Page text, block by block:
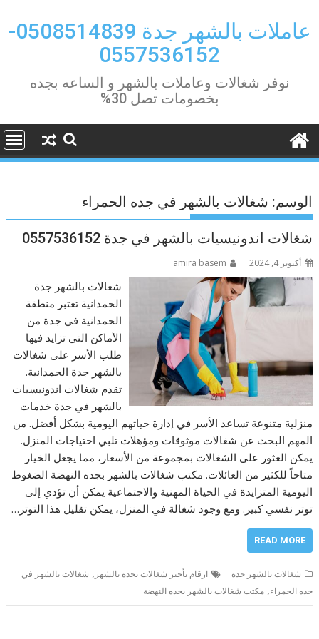
content
عاملات بالشهر جدة 0508514839-
0557536152
نوفر شغالات وعاملات بالشهر و الساعه بجده
بخصومات تصل 30%
الوسم: شغالات بالشهر في جده الحمراء
شغالات اندونيسيات بالشهر في جدة 0557536152
أكتوبر 4, 2024 amira basem
شغالات بالشهر جدة
الحمدانية تعتبر منطقة
الحمدانية في جدة من
الأماكن التي تزايد فيها
طلب الأسر على شغالات
بالشهر جدة الحمدانية.
تقدم شغالات اندونيسيات
بالشهر في جدة خدمات
منزلية متنوعة تساعد الأسر في إدارة حياتهم اليومية بشكل أفضل. من
المهم البحث عن شغالات موثوقات ومؤهلات تلبي احتياجات المنزل.
يمكن العثور على الشغالات بمجموعة من الأسعار، مما يجعل الخيار
متاحاً للكثير من العائلات. مكتب شغالات بالشهر بجده النهضة الضغوط
اليومية المتزايدة في الحياة المهنية والاجتماعية يمكن أن تؤدي إلى
توتر نفسي كبير. ومع وجود شغالة في المنزل، يمكن تقليل هذا التوتر…
READ MORE
شغالات بالشهر جدة ارقام تأجير شغالات بجده بالشهر , شغالات بالشهر في
جده الحمراء,مكتب شغالات بالشهر بجده النهضة